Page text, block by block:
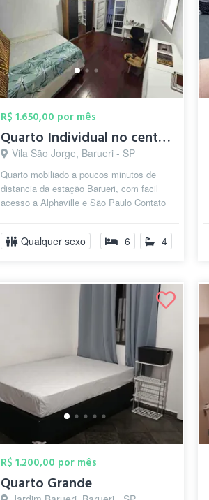
R$ 1.650,00 por mês
Quarto Individual no centro de Barueri
Vila São Jorge, Barueri - SP
Quarto mobiliado a poucos minutos de
distancia da estação Barueri, com facil
acesso a Alphaville e São Paulo Contato
Qualquer sexo 6 4
R$ 1.200,00 por mês
Quarto Grande